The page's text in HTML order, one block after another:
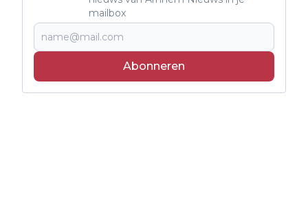
mailbox
Abonneren